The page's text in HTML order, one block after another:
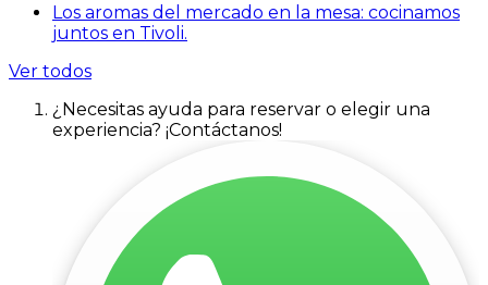
Los aromas del mercado en la mesa: cocinamos
juntos en Tivoli.
Ver todos
¿Necesitas ayuda para reservar o elegir una
experiencia? ¡Contáctanos!